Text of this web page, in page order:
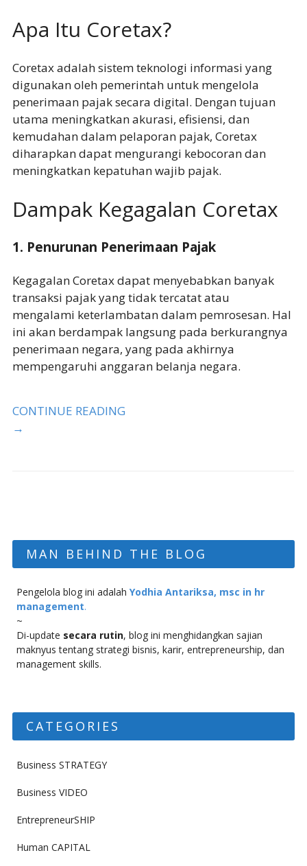
Apa Itu Coretax?
Coretax adalah sistem teknologi informasi yang
digunakan oleh pemerintah untuk mengelola
penerimaan pajak secara digital. Dengan tujuan
utama meningkatkan akurasi, efisiensi, dan
kemudahan dalam pelaporan pajak, Coretax
diharapkan dapat mengurangi kebocoran dan
meningkatkan kepatuhan wajib pajak.
Dampak Kegagalan Coretax
1. Penurunan Penerimaan Pajak
Kegagalan Coretax dapat menyebabkan banyak
transaksi pajak yang tidak tercatat atau
mengalami keterlambatan dalam pemrosesan. Hal
ini akan berdampak langsung pada berkurangnya
penerimaan negara, yang pada akhirnya
mempengaruhi anggaran belanja negara.
CONTINUE READING
→
MAN BEHIND THE BLOG
Pengelola blog ini adalah Yodhia Antariksa, msc in hr
management.
~
Di-update secara rutin, blog ini menghidangkan sajian
maknyus tentang strategi bisnis, karir, entrepreneurship, dan
management skills.
CATEGORIES
Business STRATEGY
Business VIDEO
EntrepreneurSHIP
Human CAPITAL